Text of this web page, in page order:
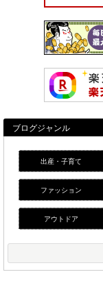
ブログジャンル
出産・子育て
ファッション
アウトドア